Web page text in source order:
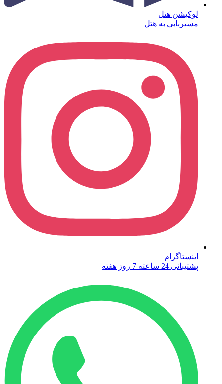
لوکیشن هتل
مسیربابی به هتل
اینستاگرام
پشتیبانی 24 ساعته 7 روز هفته